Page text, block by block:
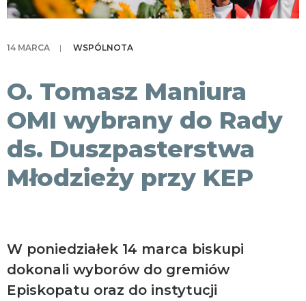
14 MARCA | WSPÓLNOTA
O. Tomasz Maniura
OMI wybrany do Rady
ds. Duszpasterstwa
Młodzieży przy KEP
W poniedziałek 14 marca biskupi
dokonali wyborów do gremiów
Episkopatu oraz do instytucji